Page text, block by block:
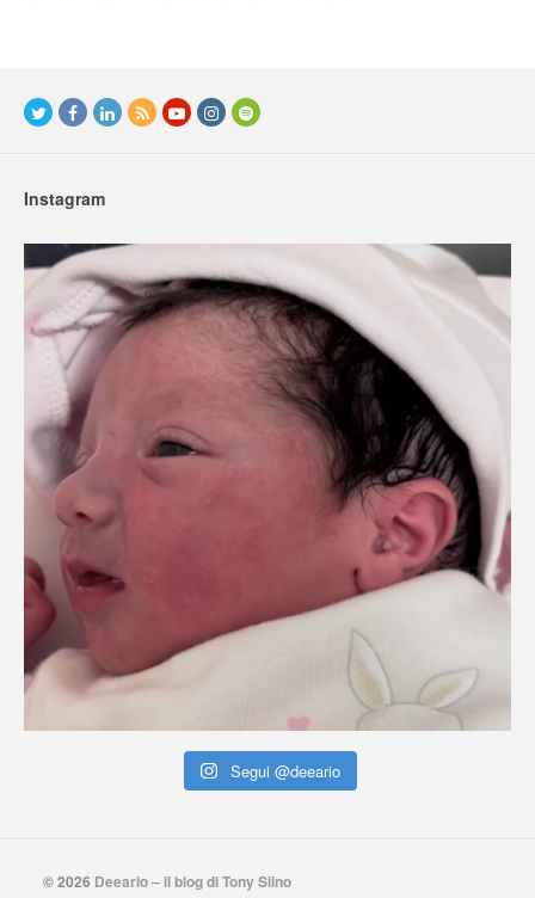
Instagram
Segui @deeario
© 2026 Deeario – il blog di Tony Siino